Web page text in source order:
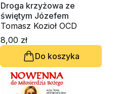
Droga krzyżowa ze
świętym Józefem
Tomasz Kozioł OCD
8,00 zł
Do koszyka